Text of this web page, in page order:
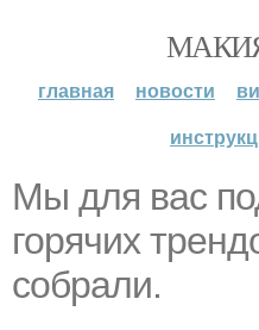
главная новости
Мы для вас
горячих
собрали.